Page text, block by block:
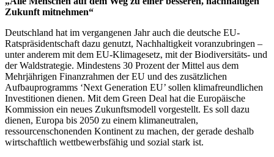
Zukunft mitnehmen“
Deutschland hat im vergangenen Jahr auch die deutsche EU-
Ratspräsidentschaft dazu genutzt, Nachhaltigkeit voranzubringen –
unter anderem mit dem EU-Klimagesetz, mit der Biodiversitäts- und
der Waldstrategie. Mindestens 30 Prozent der Mittel aus dem
Mehrjährigen Finanzrahmen der EU und des zusätzlichen
Aufbauprogramms ‘Next Generation EU’ sollen klimafreundlichen
Investitionen dienen. Mit dem Green Deal hat die Europäische
Kommission ein neues Zukunftsmodell vorgestellt. Es soll dazu
dienen, Europa bis 2050 zu einem klimaneutralen,
ressourcenschonenden Kontinent zu machen, der gerade deshalb
wirtschaftlich wettbewerbsfähig und sozial stark ist.